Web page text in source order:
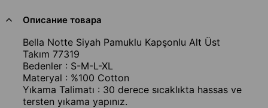
Описание товара
Bella Notte Siyah Pamuklu Kapşonlu Alt Üst
Takım 77319
Bedenler : S-M-L-XL
Materyal : %100 Cotton
Yıkama Talimatı : 30 derece sıcaklıkta hassas ve
tersten yıkama yapınız.